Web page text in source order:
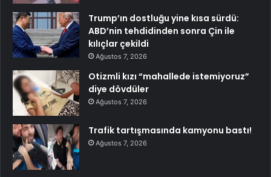
Trump’ın dostluğu yine kısa sürdü:
ABD’nin tehdidinden sonra Çin ile
kılıçlar çekildi
Ağustos 7, 2026
Otizmli kızı “mahallede istemiyoruz”
diye dövdüler
Ağustos 7, 2026
Trafik tartışmasında kamyonu bastı!
Ağustos 7, 2026